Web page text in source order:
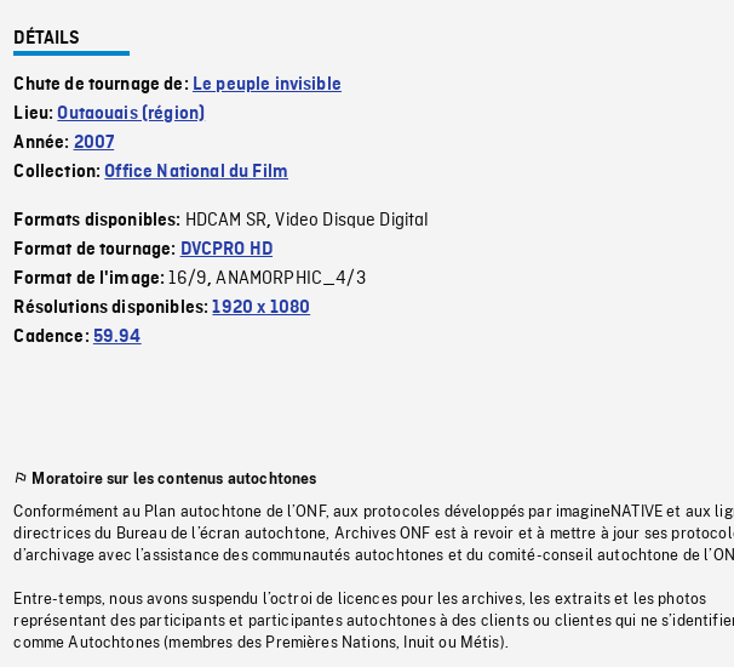
DÉTAILS
Chute de tournage de: Le peuple invisible
Lieu:Outaouais (région)
Année: 2007
Collection:Office National du Film
Formats disponibles: HDCAM SR,Video Disque Digital
Format de tournage: DVCPRO HD
Format de l'image:16/9,ANAMORPHIC_4/3
Résolutions disponibles:1920 x 1080
Cadence: 59.94
Moratoire sur les contenus autochtones
Conformément au Plan autochtone de l’ONF, aux protocoles développés par imagineNATIVE et aux
directrices du Bureau de l’écran autochtone, Archives ONF est à revoir et à mettre à jour ses
d’archivage avec l’assistance des communautés autochtones et du comité-conseil autochtone de
Entre-temps, nous avons suspendu l’octroi de licences pour les archives, les extraits et les photos
représentant des participants et participantes autochtones à des clients ou clientes qui ne
comme Autochtones (membres des Premières Nations, Inuit ou Métis).